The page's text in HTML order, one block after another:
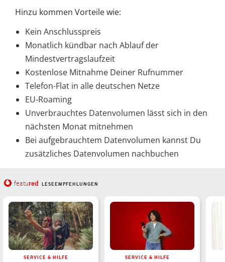
Hinzu kommen Vorteile wie:
Kein Anschlusspreis
Monatlich kündbar nach Ablauf der
Mindestvertragslaufzeit
Kostenlose Mitnahme Deiner Rufnummer
Telefon-Flat in alle deutschen Netze
EU-Roaming
Unverbrauchtes Datenvolumen lässt sich in den
nächsten Monat mitnehmen
Bei aufgebrauchtem Datenvolumen kannst Du
zusätzliches Datenvolumen nachbuchen
featured LESEEMPFEHLUNGEN
SERVICE & HILFE SERVICE & HILFE